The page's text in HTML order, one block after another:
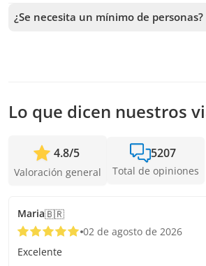
disponibilidad. Por lo tanto,
mayor anticipación posible para
¿Se necesita un mínimo de personas?
Lo que dicen nuestros
4.8/5
Valoración general
5207
Total de opiniones
Maria🇧🇷
02 de agosto de 2026
Excelente